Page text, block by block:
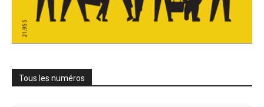
Tous les numéros